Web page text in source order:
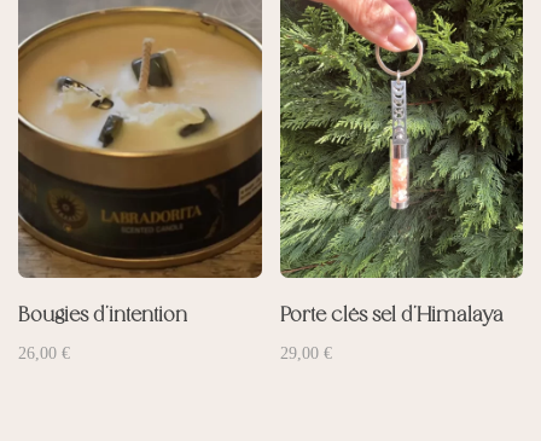
prix :
19,00 €
à
28,00 €
Bougies d’intention
26,00 €
Porte clés sel d’Himalaya
29,00 €